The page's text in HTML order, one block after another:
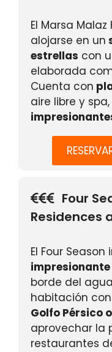
El Marsa
alojarse en un
estrellas con
elaborada
Cuenta con
aire libre y
Four
Residences
El Four
borde del
habitación
Golfo Pérsico
aprovechar la
restaurantes